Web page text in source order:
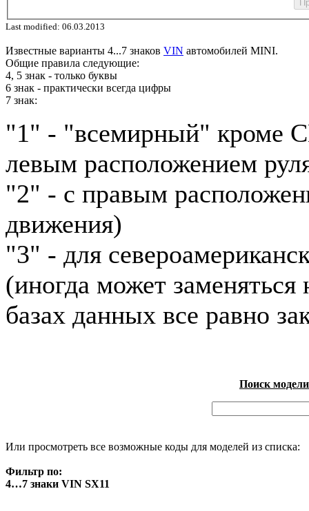
Last modified: 06.03.2013
Известные варианты 4...7 знаков VIN автомобилей MINI.
Общие правила следующие:
4, 5 знак - только буквы
6 знак - практически всегда цифры
7 знак:
"1" - "всемирный" кроме
левым расположением
"2" - с правым
движения)
"3" - для
(иногда может
базах данных все равно
Поиск
Или просмотреть все возможные коды для моделей из списка:
Фильтр по:
4…7 знаки VIN SX11